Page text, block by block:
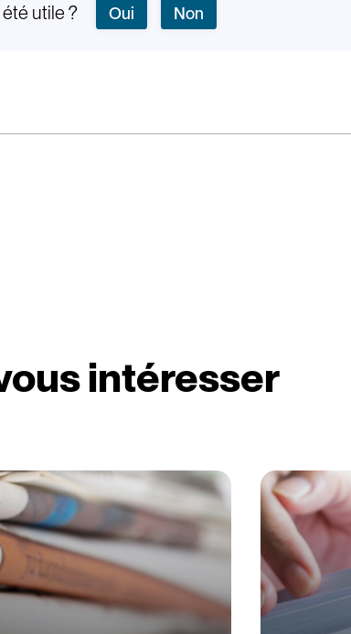
utile ? Oui Non
intéresser